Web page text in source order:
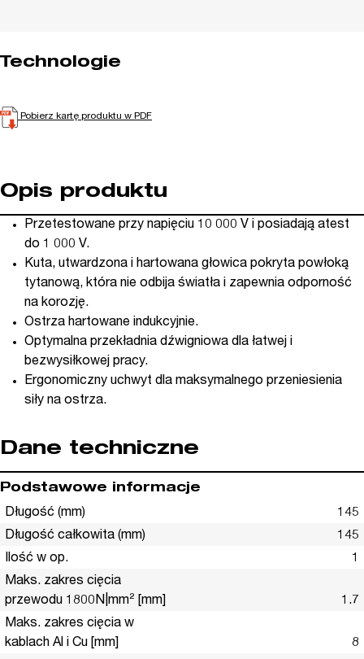
Technologie
Pobierz kartę produktu w PDF
Opis produktu
Przetestowane przy napięciu 10 000 V i posiadają atest
do 1 000 V.
Kuta, utwardzona i hartowana głowica pokryta powłoką
tytanową, która nie odbija światła i zapewnia odporność
na korozję.
Ostrza hartowane indukcyjnie.
Optymalna przekładnia dźwigniowa dla łatwej i
bezwysiłkowej pracy.
Ergonomiczny uchwyt dla maksymalnego przeniesienia
siły na ostrza.
Dane techniczne
Podstawowe informacje
Długość (mm)
145
Długość całkowita (mm)
145
Ilość w op.
1
Maks. zakres cięcia
przewodu 1800N|mm² [mm]
1.7
Maks. zakres cięcia w
kablach Al i Cu [mm]
8